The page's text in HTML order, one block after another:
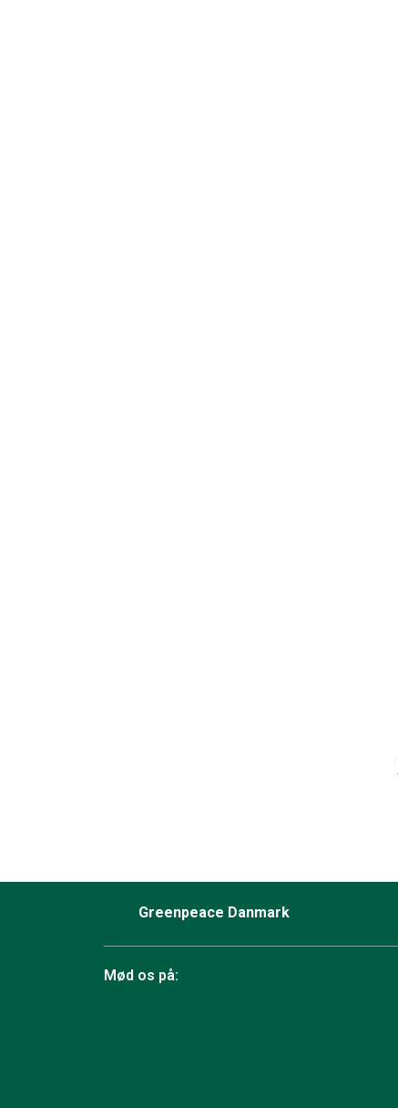
Greenpeace Danmark
Mød os på: